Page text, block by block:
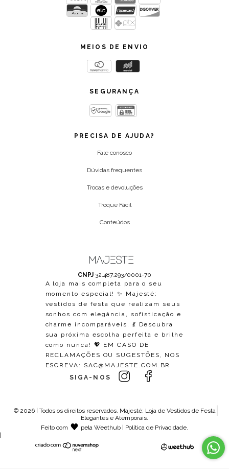
MEIOS DE ENVIO
SEGURANÇA
PRECISA DE AJUDA?
Fale conosco
Dúvidas frequentes
Trocas e devoluções
Troque Fácil
Conteúdos
CNPJ 32.487.293/0001-70
A loja mais completa para o seu
momento especial! ✨ Majesté:
vestidos de festa que realizam seus
sonhos com elegância, sofisticação e
charme incomparáveis. 💃 Descubra
sua próxima escolha perfeita e brilhe
como nunca! 💖 EM CASO DE
RECLAMAÇÕES OU SUGESTÕES, NOS
ESCREVA: SAC@MAJESTE.COM.BR
SIGA-NOS
© 2026 | Todos os direitos reservados. Majesté: Loja de Vestidos de Festa
Elegantes e Atemporais.
Feito com
pelaWeethub Política de Privacidade.
|